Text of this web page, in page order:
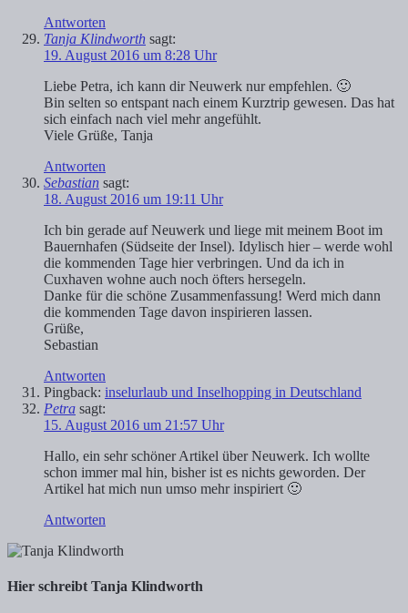
Antworten
Tanja Klindworth sagt:
19. August 2016 um 8:28 Uhr
Liebe Petra, ich kann dir Neuwerk nur empfehlen. 🙂
Bin selten so entspant nach einem Kurztrip gewesen. Das hat
sich einfach nach viel mehr angefühlt.
Viele Grüße, Tanja
Antworten
Sebastian sagt:
18. August 2016 um 19:11 Uhr
Ich bin gerade auf Neuwerk und liege mit meinem Boot im
Bauernhafen (Südseite der Insel). Idylisch hier – werde wohl
die kommenden Tage hier verbringen. Und da ich in
Cuxhaven wohne auch noch öfters hersegeln.
Danke für die schöne Zusammenfassung! Werd mich dann
die kommenden Tage davon inspirieren lassen.
Grüße,
Sebastian
Antworten
Pingback: inselurlaub und Inselhopping in Deutschland
Petra sagt:
15. August 2016 um 21:57 Uhr
Hallo, ein sehr schöner Artikel über Neuwerk. Ich wollte
schon immer mal hin, bisher ist es nichts geworden. Der
Artikel hat mich nun umso mehr inspiriert 🙂
Antworten
Hier schreibt Tanja Klindworth